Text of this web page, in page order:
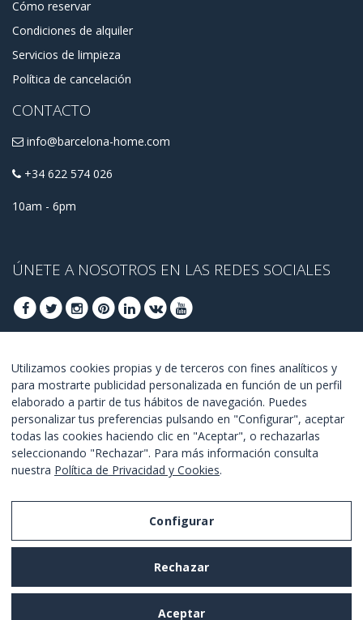
Cómo reservar
Condiciones de alquiler
Servicios de limpieza
Política de cancelación
CONTACTO
info@barcelona-home.com
+34 622 574 026
10am - 6pm
ÚNETE A NOSOTROS EN LAS REDES SOCIALES
ÚNETE PARA OBTENER OFERTAS DE ÚLTIMO
MINUTO
UNETE
Estoy de acuerdo con los términos y condiciones
Utilizamos cookies propias y de terceros con fines analíticos y
para mostrarte publicidad personalizada en función de un perfil
elaborado a partir de tus hábitos de navegación. Puedes
personalizar tus preferencias pulsando en "Configurar", aceptar
todas las cookies haciendo clic en "Aceptar", o rechazarlas
seleccionando "Rechazar". Para más información consulta
nuestra Política de Privacidad y Cookies.
Configurar
Rechazar
Aceptar
Aviso Legal
Política de Privacidad y Cookies
Términos y Condiciones de Uso